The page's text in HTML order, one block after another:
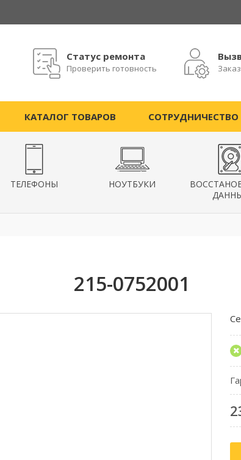
Статус ремонта
Проверить готовность
КАТАЛОГ ТОВАРОВ СОТРУДНИЧЕСТВО
ТЕЛЕФОНЫ НОУТБУКИ
215-0752001